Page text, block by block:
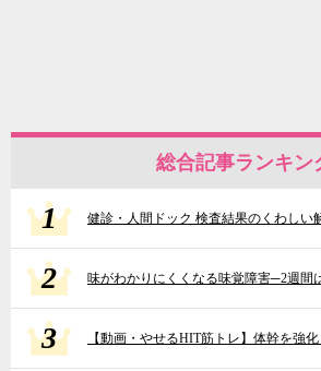
総合記事ランキン
1 健診・人間ドック 検査結果のくわしい
2 味がわかりにくくなる味覚障害─2週間
3 【動画・やせるHIT筋トレ】体幹を強